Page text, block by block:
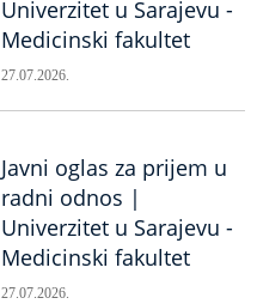
Univerzitet u Sarajevu -
Medicinski fakultet
27.07.2026.
Javni oglas za prijem u
radni odnos |
Univerzitet u Sarajevu -
Medicinski fakultet
27.07.2026.